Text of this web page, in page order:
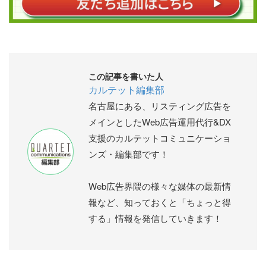
この記事を書いた人
カルテット編集部
名古屋にある、リスティング広告を
メインとしたWeb広告運用代行&DX
支援のカルテットコミュニケーショ
ンズ・編集部です！
Web広告界隈の様々な媒体の最新情
報など、知っておくと「ちょっと得
する」情報を発信していきます！